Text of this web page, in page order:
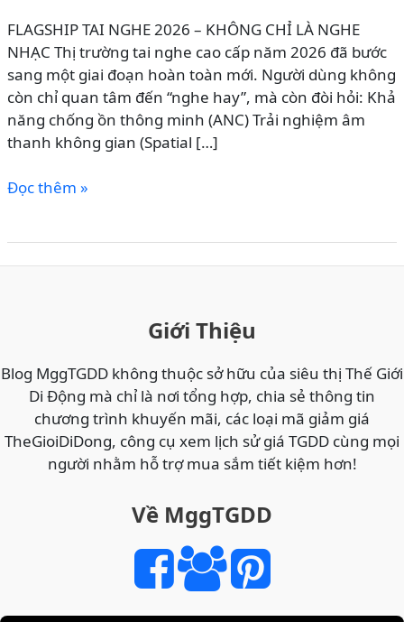
FLAGSHIP TAI NGHE 2026 – KHÔNG CHỈ LÀ NGHE
NHẠC Thị trường tai nghe cao cấp năm 2026 đã bước
sang một giai đoạn hoàn toàn mới. Người dùng không
còn chỉ quan tâm đến “nghe hay”, mà còn đòi hỏi: Khả
năng chống ồn thông minh (ANC) Trải nghiệm âm
thanh không gian (Spatial […]
So
1000XM6
Bose
QC
tốt
Đọc thêm »
Giới Thiệu
Blog MggTGDD không thuộc sở hữu của siêu thị Thế Giới
Di Động mà chỉ là nơi tổng hợp, chia sẻ thông tin
chương trình khuyến mãi, các loại mã giảm giá
TheGioiDiDong, công cụ xem lịch sử giá TGDD cùng mọi
người nhằm hỗ trợ mua sắm tiết kiệm hơn!
Về MggTGDD